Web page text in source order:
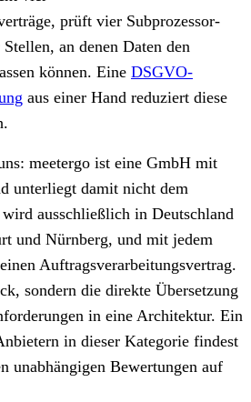
prüft vier Subprozessor-
an denen Daten den
können. Eine DSGVO-
aus einer Hand reduziert diese
meetergo ist eine GmbH mit
unterliegt damit nicht dem
ausschließlich in Deutschland
und Nürnberg, und mit jedem
Auftragsverarbeitungsvertrag.
sondern die direkte Übersetzung
in eine Architektur. Ein
in dieser Kategorie findest
unabhängigen Bewertungen auf